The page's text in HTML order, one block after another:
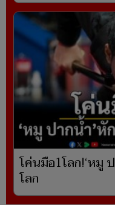
โค่นมือ1โลก!‘หมู
โลก